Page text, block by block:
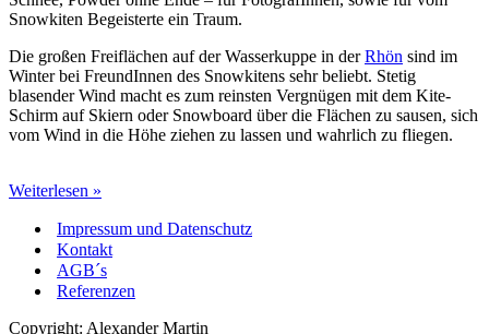
Snowkiten Begeisterte ein Traum.
Die großen Freiflächen auf der Wasserkuppe in derRhön sind im
Winter bei FreundInnen des Snowkitens sehr beliebt. Stetig
blasender Wind macht es zum reinsten Vergnügen mit dem Kite-
Schirm auf Skiern oder Snowboard über die Flächen zu sausen, sich
vom Wind in die Höhe ziehen zu lassen und wahrlich zu fliegen.
Weiterlesen »
der
Wasserkuppe
Impressum und Datenschutz
Kontakt
AGB´s
Referenzen
Copyright: Alexander Martin